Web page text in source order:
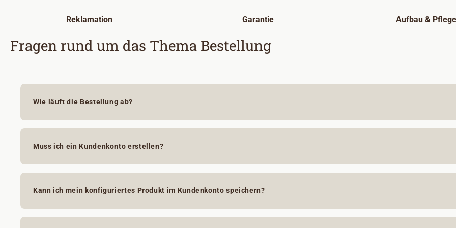
Reklamation Garantie Aufbau & Pflege
Fragen rund um das Thema Bestellung
Wie läuft die Bestellung ab?
Muss ich ein Kundenkonto erstellen?
Kann ich mein konfiguriertes Produkt im Kundenkonto speichern?